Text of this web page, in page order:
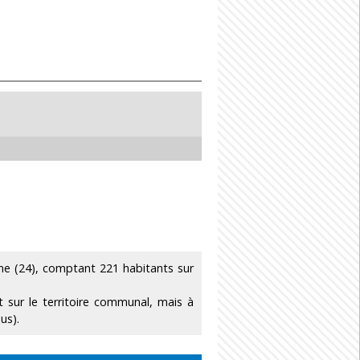
(24), comptant 221 habitants sur
sur le territoire communal, mais à